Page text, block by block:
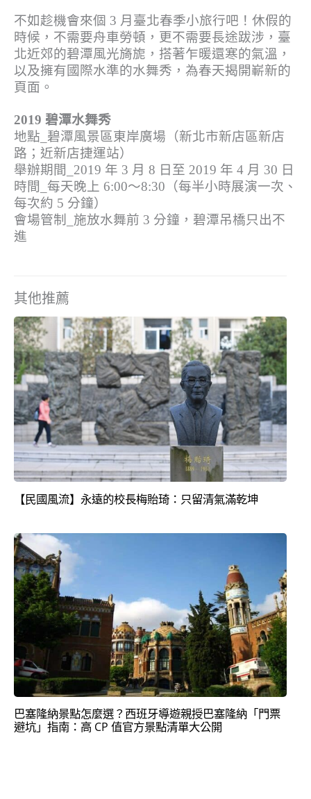
不如趁機會來個 3 月臺北春季小旅行吧！休假的
時候，不需要舟車勞頓，更不需要長途跋涉，臺
北近郊的碧潭風光旖旎，搭著乍暖還寒的氣溫，
以及擁有國際水準的水舞秀，為春天揭開嶄新的
頁面。
2019 碧潭水舞秀
地點_碧潭風景區東岸廣場（新北市新店區新店
路；近新店捷運站）
舉辦期間_2019 年 3 月 8 日至 2019 年 4 月 30 日
時間_每天晚上 6:00～8:30（每半小時展演一次、
每次約 5 分鐘）
會場管制_施放水舞前 3 分鐘，碧潭吊橋只出不
進
其他推薦
【民國風流】永遠的校長梅貽琦：只留清氣滿乾坤
巴塞隆納景點怎麼選？西班牙導遊親授巴塞隆納「門票
避坑」指南：高 CP 值官方景點清單大公開